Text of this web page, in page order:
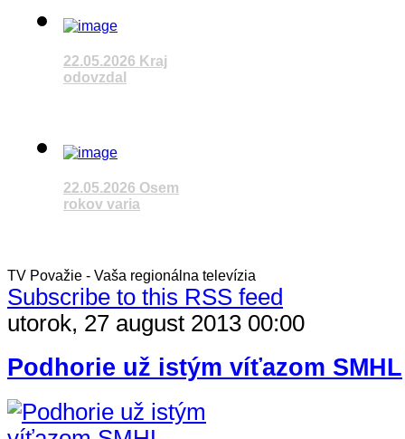
VÚC
Čítať článok
22.05.2026 Kraj
odovzdal
VÚC
Čítať článok
22.05.2026 Osem
rokov varia
VÚC
Čítať článok
TV Považie - Vaša regionálna televízia
Subscribe to this RSS feed
utorok, 27 august 2013 00:00
Podhorie už istým víťazom SMHL